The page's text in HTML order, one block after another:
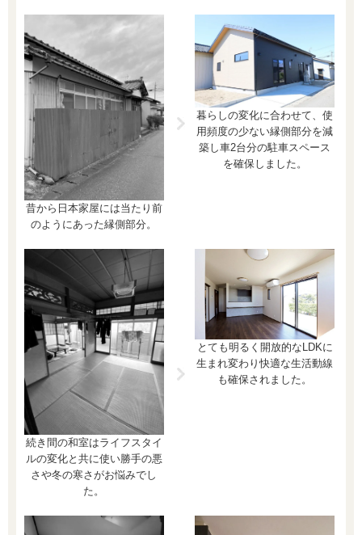
昔から日本家屋には当たり前
のようにあった縁側部分。
暮らしの変化に合わせて、使
用頻度の少ない縁側部分を減
築し車2台分の駐車スペース
を確保しました。
続き間の和室はライフスタイ
ルの変化と共に使い勝手の悪
さや冬の寒さがお悩みでし
た。
とても明るく開放的なLDKに
生まれ変わり快適な生活動線
も確保されました。